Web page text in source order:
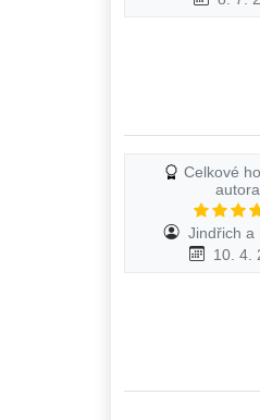
Celkové
Jindřich a
10. 4.